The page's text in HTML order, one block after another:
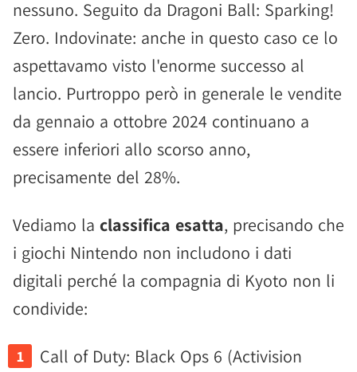
nessuno. Seguito da Dragoni Ball: Sparking!
Zero. Indovinate: anche in questo caso ce lo
aspettavamo visto l'enorme successo al
lancio. Purtroppo però in generale le vendite
da gennaio a ottobre 2024 continuano a
essere inferiori allo scorso anno,
precisamente del 28%.
Vediamo la classifica esatta, precisando che
i giochi Nintendo non includono i dati
digitali perché la compagnia di Kyoto non li
condivide:
Call of Duty: Black Ops 6 (Activision